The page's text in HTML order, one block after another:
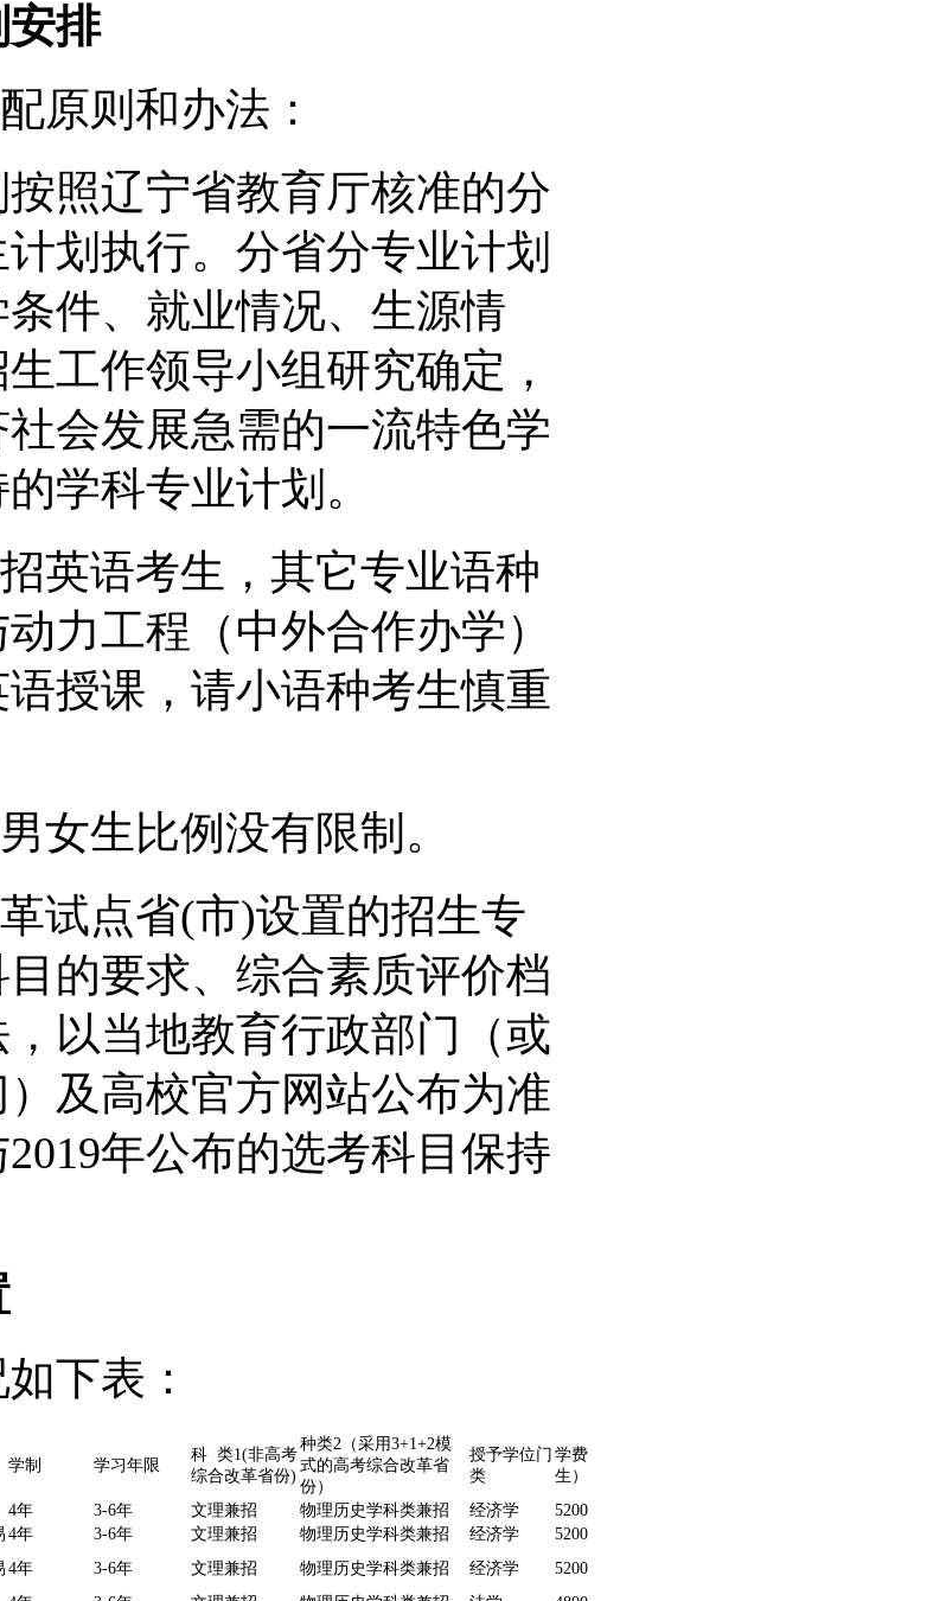
排
原则和办法：
照辽宁省教育厅核准的分
划执行。分省分专业计划
件、就业情况、生源情
工作领导小组研究确定，
会发展急需的一流特色学
学科专业计划。
英语考生，其它专业语种
力工程（中外合作办学）
授课，请小语种考生慎重
女生比例没有限制。
试点省(市)设置的招生专
的要求、综合素质评价档
以当地教育行政部门（或
及高校官方网站公布为准
2019年公布的选考科目保持
下表：
学制 学习年限
科 类1(非高考
综合改革省份)
种类2（采用3+1+2模
式的高考综合改革省
份）
授予学位门
类
学费（元/年/
生）
4年 3-6年 文理兼招 物理历史学科类兼招 经济学
5200
4年 3-6年 文理兼招 物理历史学科类兼招 经济学
5200
4年 3-6年 文理兼招 物理历史学科类兼招 经济学 5200